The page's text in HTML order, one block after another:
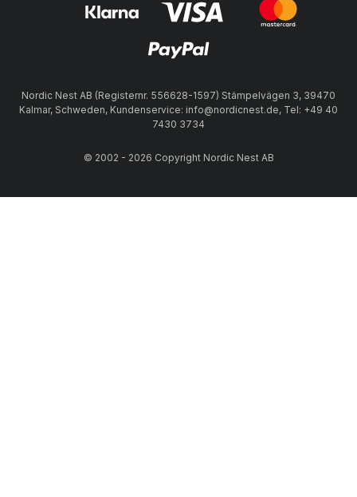
Nordic Nest AB (Registernr. 556628-1597) Stämpelvägen 3, 39470
Kalmar, Schweden, Kundenservice: info@nordicnest.de, Tel: +49 40
7430 3734
© 2002 - 2026 Copyright Nordic Nest AB